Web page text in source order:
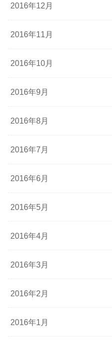
2016年12月
2016年11月
2016年10月
2016年9月
2016年8月
2016年7月
2016年6月
2016年5月
2016年4月
2016年3月
2016年2月
2016年1月